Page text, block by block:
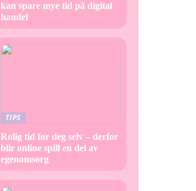
kan spare mye tid på digital
handel
TIPS
Rolig tid for deg selv – derfor
blir online spill en del av
egenomsorg